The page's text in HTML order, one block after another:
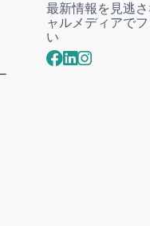
最新情報を見逃
ャルメディアで
い